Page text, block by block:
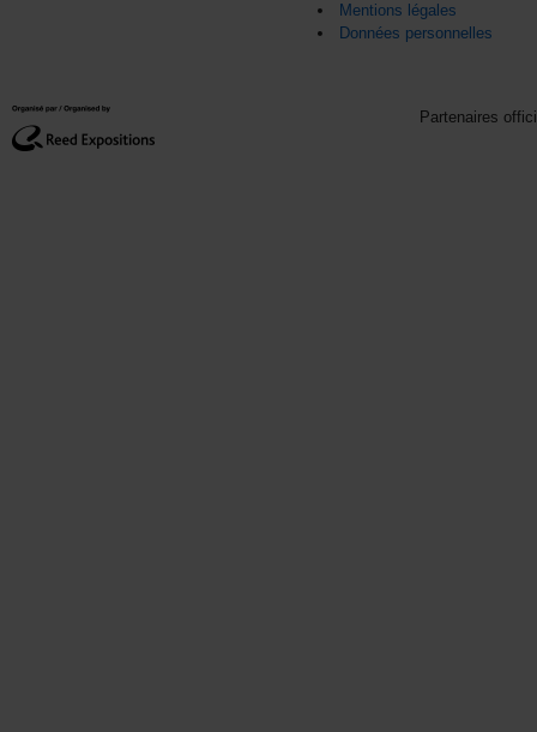
Mentions légales
Données personnelles
Partenaires